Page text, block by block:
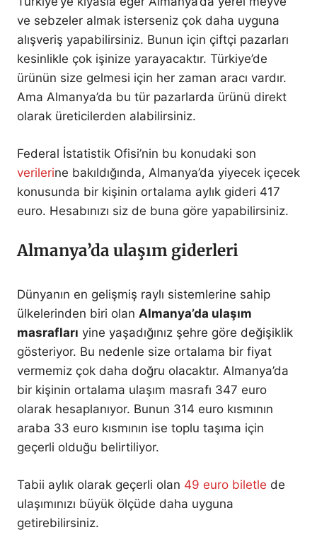
ve sebzeler almak isterseniz çok daha uyguna
alışveriş yapabilirsiniz. Bunun için çiftçi pazarları
kesinlikle çok işinize yarayacaktır. Türkiye’de
ürünün size gelmesi için her zaman aracı vardır.
Ama Almanya’da bu tür pazarlarda ürünü direkt
olarak üreticilerden alabilirsiniz.
Federal İstatistik Ofisi’nin bu konudaki son
verilerine bakıldığında, Almanya’da yiyecek içecek
konusunda bir kişinin ortalama aylık gideri 417
euro. Hesabınızı siz de buna göre yapabilirsiniz.
Almanya’da ulaşım giderleri
Dünyanın en gelişmiş raylı sistemlerine sahip
ülkelerinden biri olan Almanya’da ulaşım
masrafları yine yaşadığınız şehre göre değişiklik
gösteriyor. Bu nedenle size ortalama bir fiyat
vermemiz çok daha doğru olacaktır. Almanya’da
bir kişinin ortalama ulaşım masrafı 347 euro
olarak hesaplanıyor. Bunun 314 euro kısmının
araba 33 euro kısmının ise toplu taşıma için
geçerli olduğu belirtiliyor.
Tabii aylık olarak geçerli olan 49 euro biletle de
ulaşımınızı büyük ölçüde daha uyguna
getirebilirsiniz.